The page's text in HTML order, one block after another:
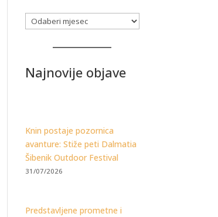
Arhiva
Najnovije objave
Knin postaje pozornica
avanture: Stiže peti Dalmatia
Šibenik Outdoor Festival
31/07/2026
Predstavljene prometne i